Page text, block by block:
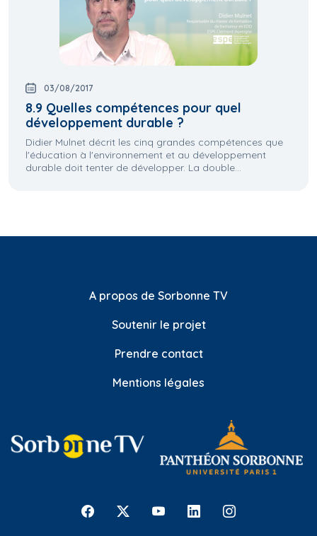
03/08/2017
8.9 Quelles compétences pour quel
développement durable ?
Didier Mulnet décrit les cinq grandes compétences que
l'éducation à l'environnement et au développement
durable doit tenter de développer. La double...
A propos de Sorbonne TV
Soutenir le projet
Prendre contact
Mentions légales